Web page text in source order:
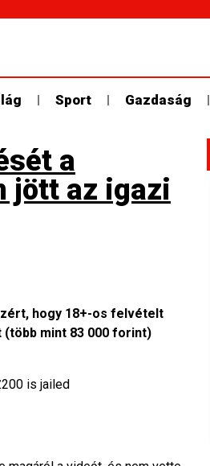
Sport Gazdaság
a
jött az igazi
hogy 18+-os felvételt
(több mint 83 000 forint)
is jailed